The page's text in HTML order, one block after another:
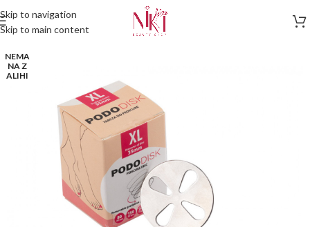
Skip to navigation
Skip to main content
NEMA
NA Z
ALIHI